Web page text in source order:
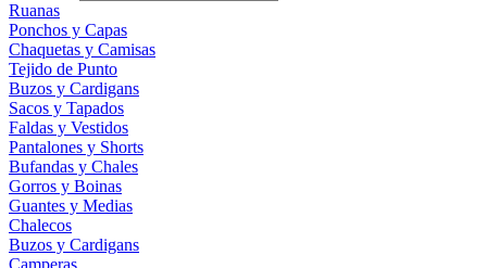
Ruanas
Ponchos y Capas
Chaquetas y Camisas
Tejido de Punto
Buzos y Cardigans
Sacos y Tapados
Faldas y Vestidos
Pantalones y Shorts
Bufandas y Chales
Gorros y Boinas
Guantes y Medias
Chalecos
Buzos y Cardigans
Camperas